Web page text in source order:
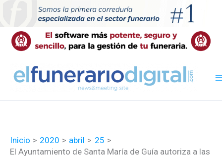
contenido
Inicio 2020 abril
25
El Ayuntamiento de Santa María de Guía autoriza a las